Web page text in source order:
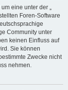
eine unter der „
Foren-Software
Community unter
keinen Einfluss auf
Sie können
Zwecke nicht
nehmen.